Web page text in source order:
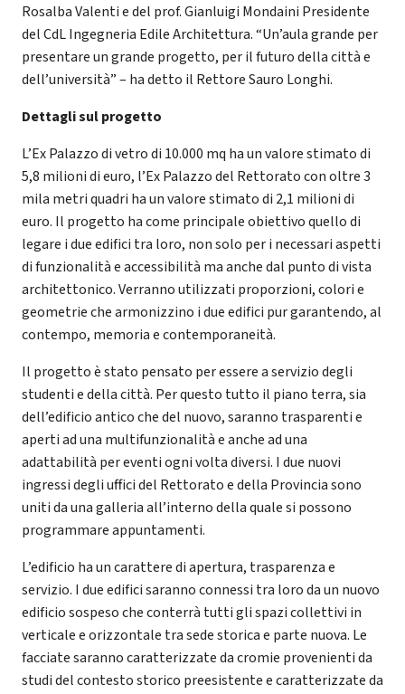
Rosalba Valenti e del prof. Gianluigi Mondaini Presidente
del CdL Ingegneria Edile Architettura. “Un’aula grande per
presentare un grande progetto, per il futuro della città e
dell’università” – ha detto il Rettore Sauro Longhi.
Dettagli sul progetto
L’Ex Palazzo di vetro di 10.000 mq ha un valore stimato di
5,8 milioni di euro, l’Ex Palazzo del Rettorato con oltre 3
mila metri quadri ha un valore stimato di 2,1 milioni di
euro. Il progetto ha come principale obiettivo quello di
legare i due edifici tra loro, non solo per i necessari aspetti
di funzionalità e accessibilità ma anche dal punto di vista
architettonico. Verranno utilizzati proporzioni, colori e
geometrie che armonizzino i due edifici pur garantendo, al
contempo, memoria e contemporaneità.
Il progetto è stato pensato per essere a servizio degli
studenti e della città. Per questo tutto il piano terra, sia
dell’edificio antico che del nuovo, saranno trasparenti e
aperti ad una multifunzionalità e anche ad una
adattabilità per eventi ogni volta diversi. I due nuovi
ingressi degli uffici del Rettorato e della Provincia sono
uniti da una galleria all’interno della quale si possono
programmare appuntamenti.
L’edificio ha un carattere di apertura, trasparenza e
servizio. I due edifici saranno connessi tra loro da un nuovo
edificio sospeso che conterrà tutti gli spazi collettivi in
verticale e orizzontale tra sede storica e parte nuova. Le
facciate saranno caratterizzate da cromie provenienti da
studi del contesto storico preesistente e caratterizzate da